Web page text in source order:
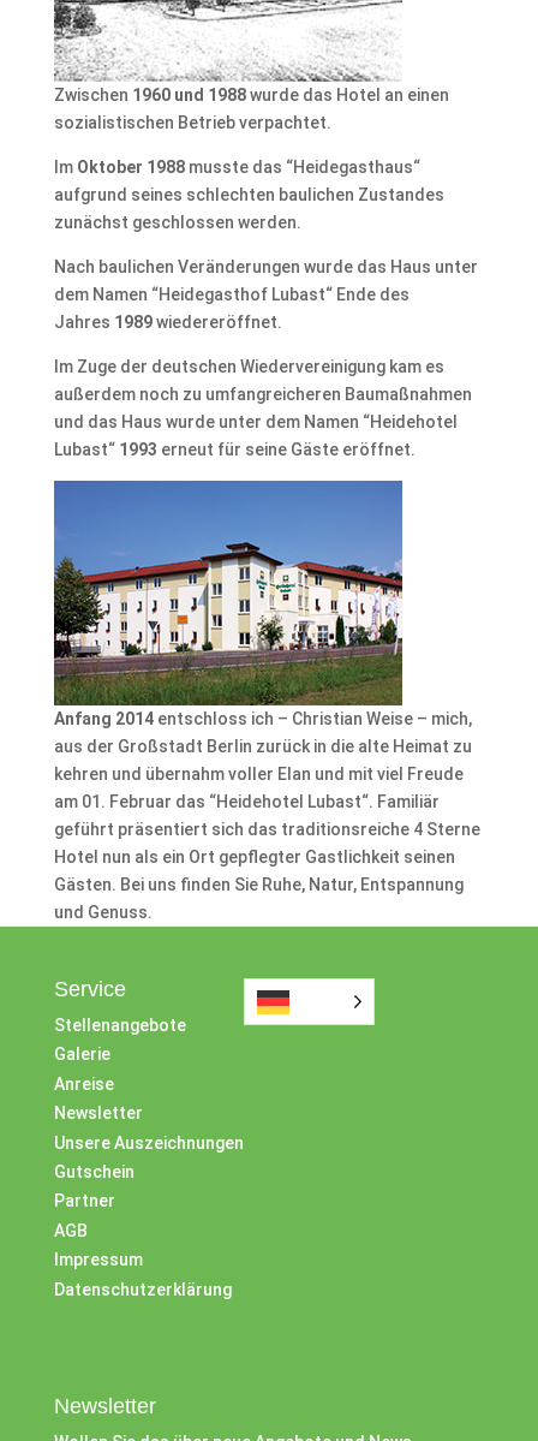
Zwischen 1960 und 1988wurde das Hotel an einen
sozialistischen Betrieb verpachtet.
Im Oktober 1988musste das “Heidegasthaus“
aufgrund seines schlechten baulichen Zustandes
zunächst geschlossen werden.
Nach baulichen Veränderungen wurde das Haus unter
dem Namen “Heidegasthof Lubast“ Ende des
Jahres 1989wiedereröffnet.
Im Zuge der deutschen Wiedervereinigung kam es
außerdem noch zu umfangreicheren Baumaßnahmen
und das Haus wurde unter dem Namen “Heidehotel
Lubast“ 1993 erneut für seine Gäste eröffnet.
Anfang 2014entschloss ich – Christian Weise – mich,
aus der Großstadt Berlin zurück in die alte Heimat zu
kehren und übernahm voller Elan und mit viel Freude
am 01. Februar das “Heidehotel Lubast“. Familiär
geführt präsentiert sich das traditionsreiche 4 Sterne
Hotel nun als ein Ort gepflegter Gastlichkeit seinen
Gästen. Bei uns finden Sie Ruhe, Natur, Entspannung
und Genuss.
Service
Stellenangebote
Galerie
Anreise
Newsletter
Unsere Auszeichnungen
Gutschein
Partner
AGB
Impressum
Datenschutzerklärung
Newsletter